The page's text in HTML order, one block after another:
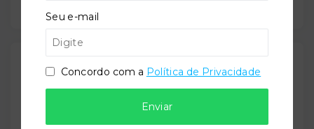
Leaflet
Gostou do imóvel?
Salve ele nos seus favoritos ou então compartilhe
com alguém no WhatsApp:
Seu e-mail
Concordo com a Política de Privacidade
Enviar